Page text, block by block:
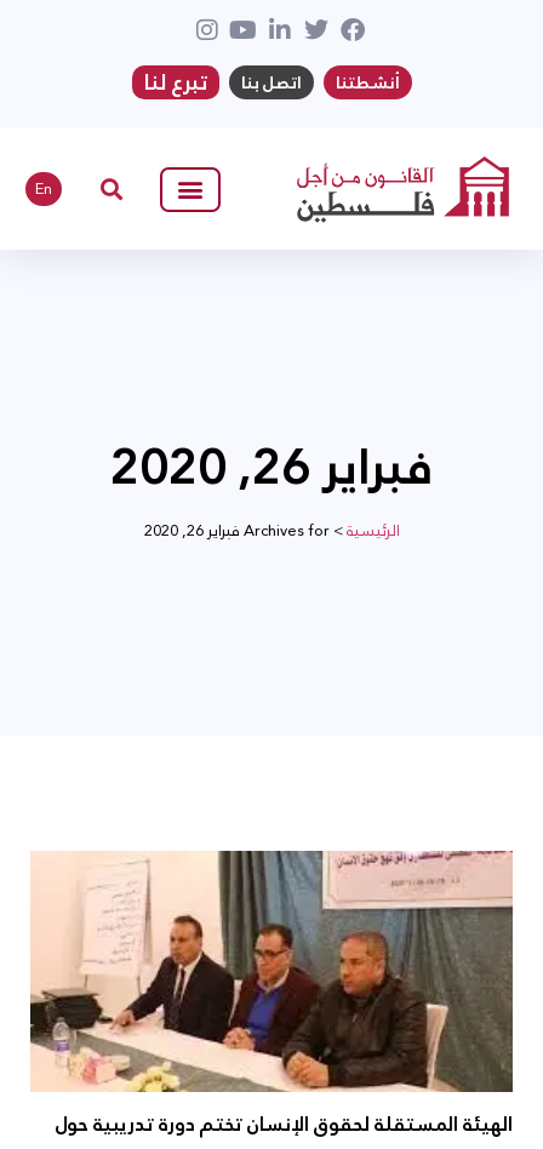
أنشطتنا اتصل بنا تبرع لنا
En
فبراير 26, 2020
الرئيسية>Archives for فبراير 26, 2020
الهيئة المستقلة لحقوق الإنسان تختم دورة تدريبية حول